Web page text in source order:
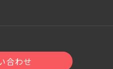
合わせ